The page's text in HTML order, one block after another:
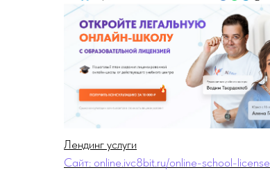
Лендинг услуги
Сайт: online.ivc8bit.ru/online-school-license